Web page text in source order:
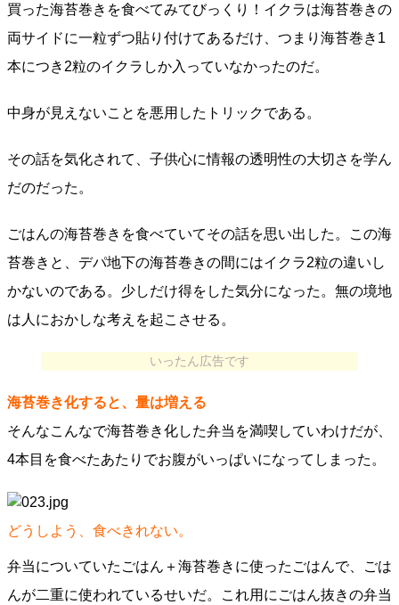
買った海苔巻きを食べてみてびっくり！イクラは海苔巻きの
両サイドに一粒ずつ貼り付けてあるだけ、つまり海苔巻き1
本につき2粒のイクラしか入っていなかったのだ。
中身が見えないことを悪用したトリックである。
その話を気化されて、子供心に情報の透明性の大切さを学ん
だのだった。
ごはんの海苔巻きを食べていてその話を思い出した。この海
苔巻きと、デパ地下の海苔巻きの間にはイクラ2粒の違いし
かないのである。少しだけ得をした気分になった。無の境地
は人におかしな考えを起こさせる。
いったん広告です
海苔巻き化すると、量は増える
そんなこんなで海苔巻き化した弁当を満喫していわけだが、
4本目を食べたあたりでお腹がいっぱいになってしまった。
どうしよう、食べきれない。
弁当についていたごはん＋海苔巻きに使ったごはんで、ごは
んが二重に使われているせいだ。これ用にごはん抜きの弁当